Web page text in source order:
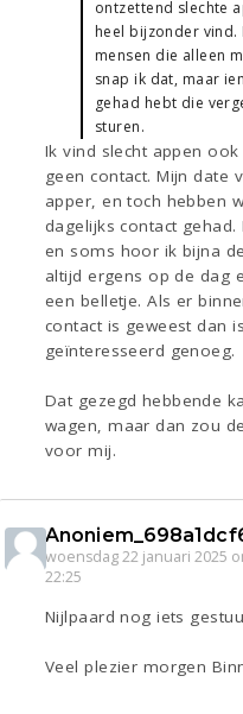
ontzettend slechte
heel bijzonder
mensen die alleen
snap ik dat, maar
gehad hebt die
sturen.
Ik vind slecht appen
geen contact. Mijn date
apper, en toch hebben
dagelijks contact
en soms hoor ik bijna
altijd ergens op de dag
een belletje. Als er
contact is geweest dan
geïnteresseerd genoeg.
Dat gezegd hebbende
wagen, maar dan zou
voor mij.
woensdag 22 januari 2025
22:25
Nijlpaard nog iets
Veel plezier morgen